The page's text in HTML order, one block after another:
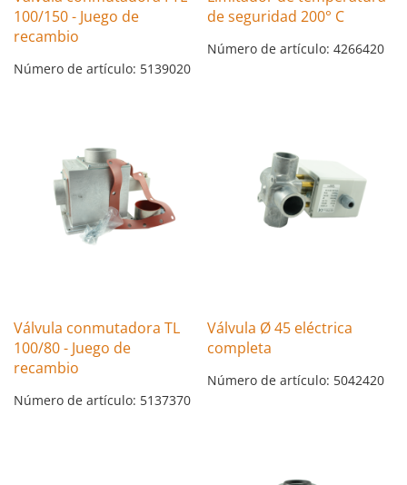
100/150 - Juego de
recambio
Número de artículo: 5139020
de seguridad 200° C
Número de artículo: 4266420
Válvula conmutadora TL
100/80 - Juego de
recambio
Número de artículo: 5137370
Válvula Ø 45 eléctrica
completa
Número de artículo: 5042420